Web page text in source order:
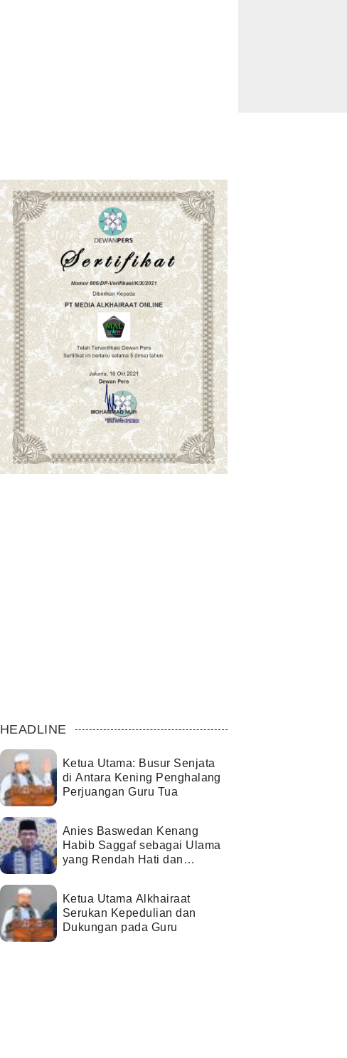
HEADLINE
Ketua Utama: Busur Senjata
di Antara Kening Penghalang
Perjuangan Guru Tua
Anies Baswedan Kenang
Habib Saggaf sebagai Ulama
yang Rendah Hati dan
Ketua Utama Alkhairaat
Serukan Kepedulian dan
Dukungan pada Guru